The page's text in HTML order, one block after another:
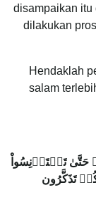
disampaikan itu
dilakukan
2-
salam
حَتَّىٰ تَسۡتَأۡنِسُواْ
تَذَكَّرُون